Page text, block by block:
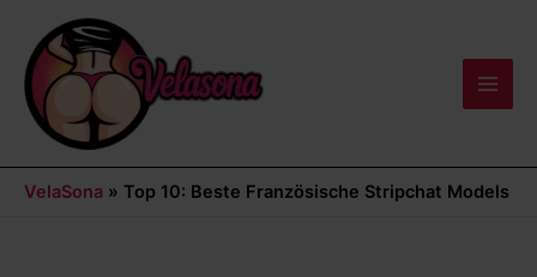
Inhalt
springen
VelaSona » Top 10: Beste Französische Stripchat Models